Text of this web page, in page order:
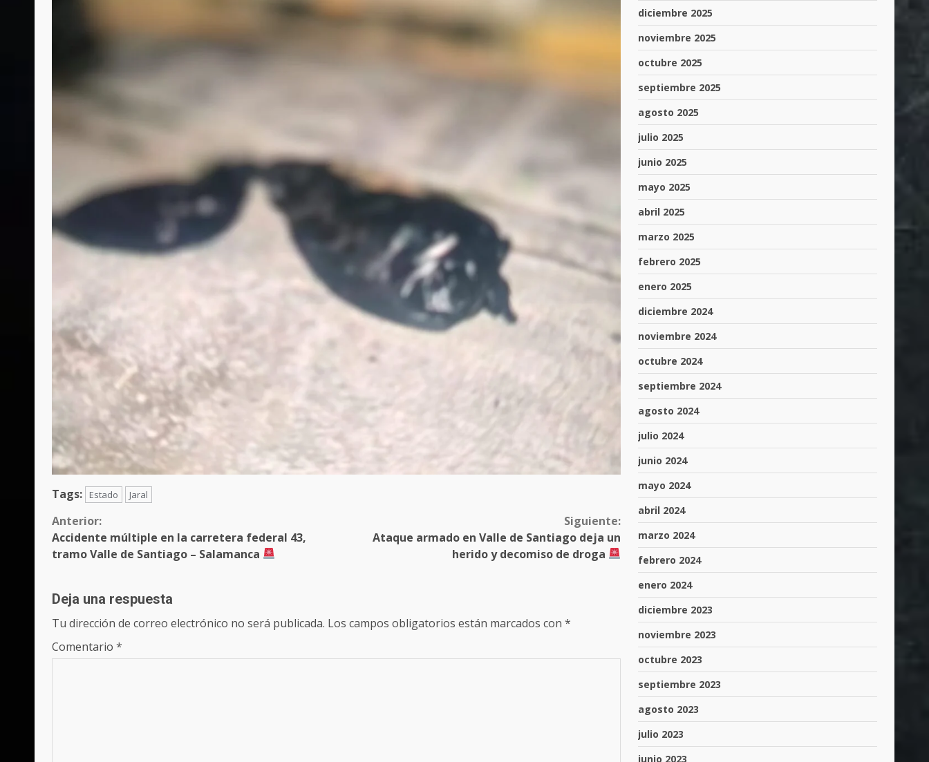
Tags: Estado Jaral
Sigue
leyendo
Anterior:
Accidente múltiple en la carretera federal 43,
tramo Valle de Santiago – Salamanca
Siguiente:
Ataque armado en Valle de Santiago deja un
herido y decomiso de droga
Deja una respuesta
Tu dirección de correo electrónico no será publicada. Los campos obligatorios están marcados con *
Comentario *
diciembre 2025
noviembre 2025
octubre 2025
septiembre 2025
agosto 2025
julio 2025
junio 2025
mayo 2025
abril 2025
marzo 2025
febrero 2025
enero 2025
diciembre 2024
noviembre 2024
octubre 2024
septiembre 2024
agosto 2024
julio 2024
junio 2024
mayo 2024
abril 2024
marzo 2024
febrero 2024
enero 2024
diciembre 2023
noviembre 2023
octubre 2023
septiembre 2023
agosto 2023
julio 2023
junio 2023